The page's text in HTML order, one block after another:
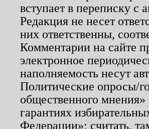
вступает в переписку с
Редакция не несет
них ответственны,
Комментарии на сайте
электронное
наполняемость несут
Политические опросы/
общественного
гарантиях
Федерации»; считать,